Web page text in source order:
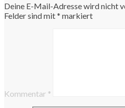
Deine E-Mail-Adresse wird nicht
Felder sind mit* markiert
Kommentar *